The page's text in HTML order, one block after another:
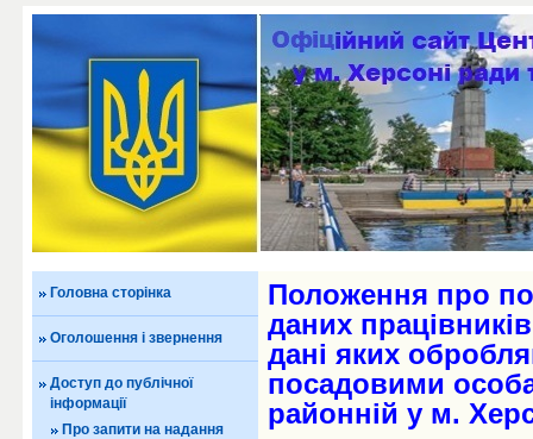
Головна сторінка
Оголошення і звернення
Доступ до публічної
інформації
Про запити на надання
Положення про
даних
дані яких
посадовими
районній у м.